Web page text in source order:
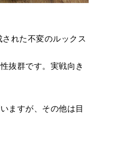
れた不変のルックス
抜群です。実戦向き
ますが、その他は目